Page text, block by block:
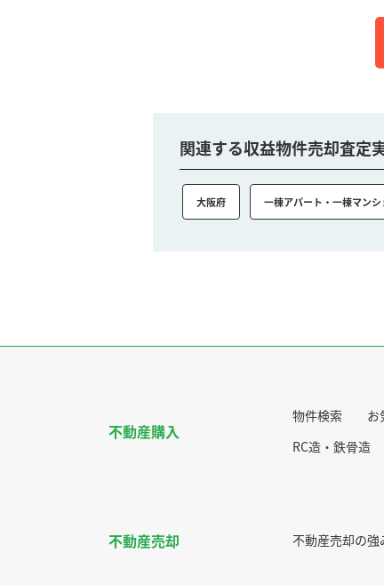
関連する収益物件売却査定
大阪府 一棟アパート・一棟マンシ
不動産購入
物件検索 お
RC造・鉄骨造
不動産売却 不動産売却の強